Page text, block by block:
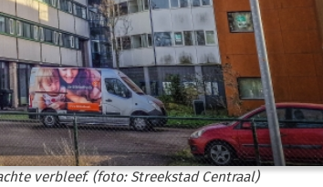
verbleef. (foto: Streekstad Centraal)